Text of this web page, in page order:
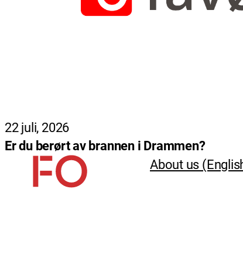
22 juli, 2026
Er du berørt av brannen i Drammen?
About us